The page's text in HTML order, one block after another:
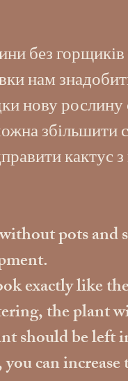
без горщиків
нам
нову
збільшити
кактус
pots and
exactly like
the plant
should be
can